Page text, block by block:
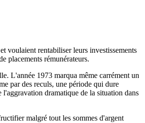
voulaient rentabiliser leurs investissements
placements rémunérateurs.
L'année 1973 marqua même carrément un
par des reculs, une période qui dure
dramatique de la situation dans
malgré tout les sommes d'argent